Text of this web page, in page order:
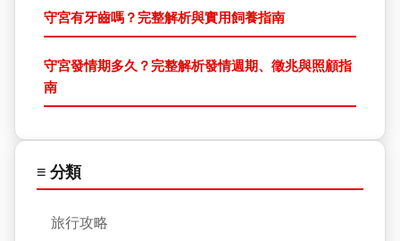
守宮有牙齒嗎？完整解析與實用飼養指南
守宮發情期多久？完整解析發情週期、徵兆與照顧指
南
≡ 分類
旅行攻略